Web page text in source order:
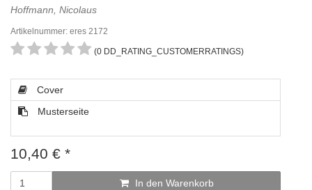
Hoffmann, Nicolaus
Artikelnummer: eres 2172
(0 DD_RATING_CUSTOMERRATINGS)
Cover
Musterseite
10,40 € *
In den Warenkorb